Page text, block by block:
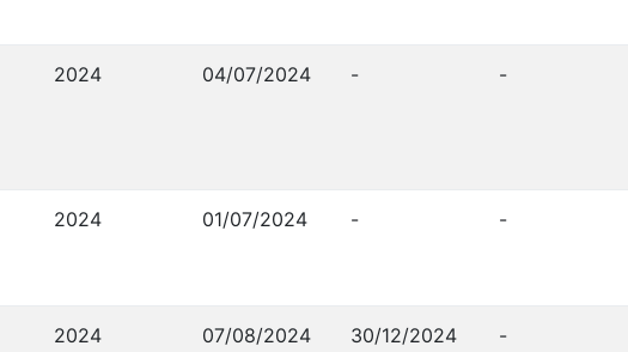
2024 04/07/2024 - -
2024 01/07/2024 - -
2024 07/08/2024 30/12/2024 -